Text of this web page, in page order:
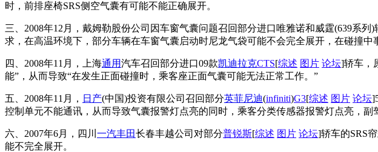
时，前排座椅SRS侧空气囊有可能不能正确展开。
三、2008年12月，戴姆勒股份公司因车窗气囊问题召回部分进口唯雅诺和威霆(639系
求，在高温环境下，部分车辆在车窗气囊启动时尼龙气袋可能不会完全展开，在碰撞中
四、2008年11月，上海通用汽车召回部分进口09款凯迪拉克CTS[综述 图片 论坛]轿车，
能”，从而导致“在发生正面碰撞时，乘客座正面气囊可能无法正常工作。”
五、2008年11月， 日产(中国)投资有限公司召回部分英菲尼迪(infiniti)G3[综述 图片 论坛
控制单元不能通讯，从而导致气囊报警灯点亮的同时，乘客分类传感器报警灯点亮，副
六、2007年6月，四川 一汽丰田长春丰越公司对部分普锐斯[综述 图片 论坛]轿车的SRS
能不完全展开。